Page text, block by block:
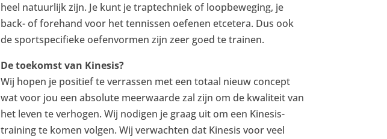
heel natuurlijk zijn. Je kunt je traptechniek of loopbeweging, je
back- of forehand voor het tennissen oefenen etcetera. Dus ook
de sportspecifieke oefenvormen zijn zeer goed te trainen.
De toekomst van Kinesis?
Wij hopen je positief te verrassen met een totaal nieuw concept
wat voor jou een absolute meerwaarde zal zijn om de kwaliteit van
het leven te verhogen. Wij nodigen je graag uit om een Kinesis-
training te komen volgen. Wij verwachten dat Kinesis voor veel